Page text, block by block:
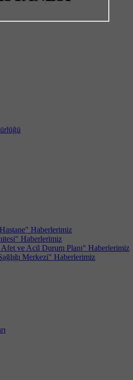
Haberlerimiz
Haberlerimiz
Afet ve Acil Durum Planı" Haberlerimiz
Merkezi" Haberlerimiz